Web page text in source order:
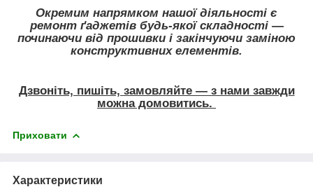
Окремим напрямком нашої діяльності є
ремонт ґаджетів будь-якої складності ―
починаючи від прошивки і закінчуючи заміною
конструктивних елементів.
Дзвоніть, пишіть, замовляйте ― з нами завжди
можна домовитись.
Приховати
Характеристики